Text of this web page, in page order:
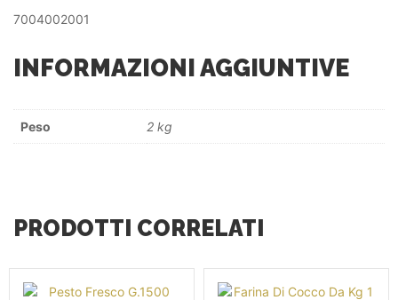
7004002001
INFORMAZIONI AGGIUNTIVE
Peso 2 kg
PRODOTTI CORRELATI